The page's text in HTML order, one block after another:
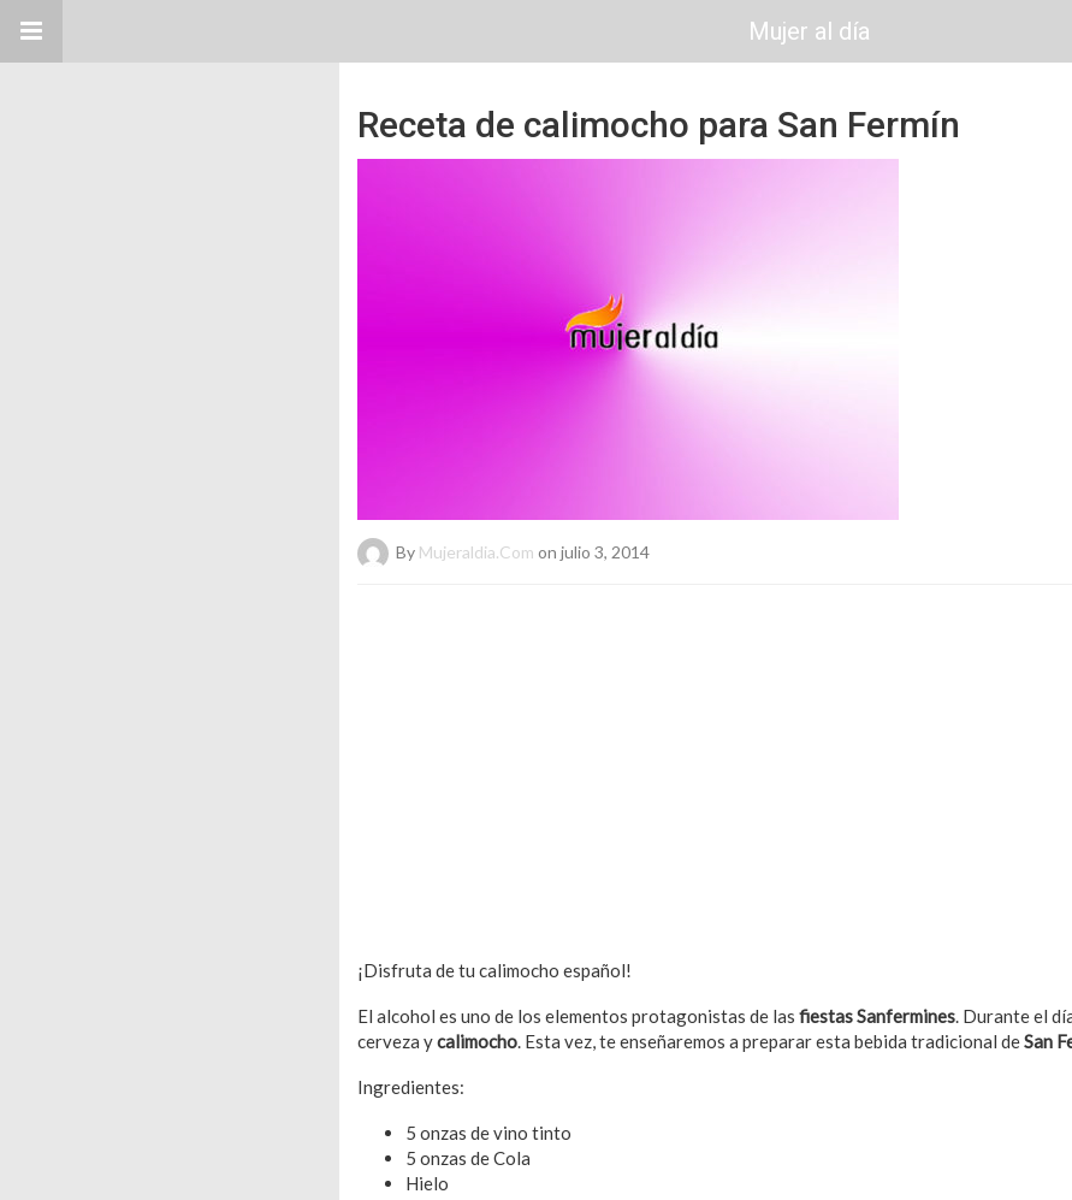
Mujer al día
Receta de calimocho para San Fermín
By Mujeraldia.com on julio 3, 2014
¡Disfruta de tu calimocho español!
El alcohol es uno de los elementos protagonistas de las fiestas Sanfermines. Durante el
cerveza ycalimocho. Esta vez, te enseñaremos a preparar esta bebida tradicional deSan
Ingredientes:
5 onzas de vino tinto
5 onzas de Cola
Hielo